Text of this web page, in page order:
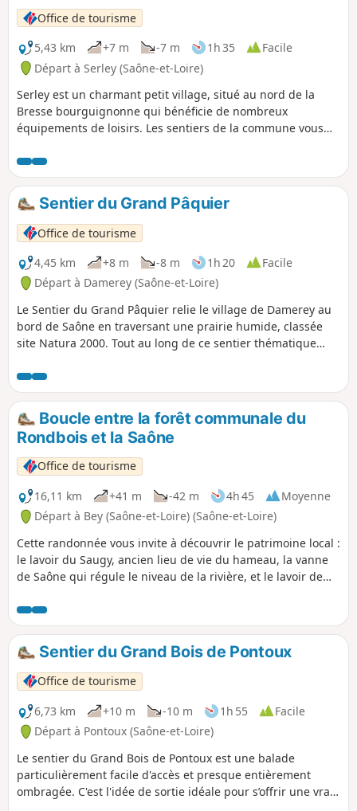
Office de tourisme
5,43 km
+7 m -7 m 1h 35
Facile
Départ à Serley (Saône-et-Loire)
Serley est un charmant petit village, situé au nord de la
Bresse bourguignonne qui bénéficie de nombreux
équipements de loisirs. Les sentiers de la commune vous
l'architecture bressane.
Sentier du Grand Pâquier
Office de tourisme
4,45 km
+8 m -8 m 1h 20
Facile
Départ à Damerey (Saône-et-Loire)
Le Sentier du Grand Pâquier relie le village de Damerey au
bord de Saône en traversant une prairie humide, classée
site Natura 2000. Tout au long de ce sentier thématique
guide de manière ludique à la découverte des éléments qui
composent le paysage et ses diverses formes de vie. Des
énigmes sont proposées à chaque totem.
Boucle entre la forêt communale du
Rondbois et la Saône
Office de tourisme
16,11 km
+41 m -42 m 4h 45
Moyenne
Départ à Bey (Saône-et-Loire) (Saône-et-Loire)
Cette randonnée vous invite à découvrir le patrimoine local :
le lavoir du Saugy, ancien lieu de vie du hameau, la vanne
de Saône qui régule le niveau de la rivière, et le lavoir de
entre nature et mémoire du village.
Sentier du Grand Bois de Pontoux
Office de tourisme
6,73 km
+10 m -10 m 1h 55
Facile
Départ à Pontoux (Saône-et-Loire)
Le sentier du Grand Bois de Pontoux est une balade
particulièrement facile d'accès et presque entièrement
ombragée. C'est l'idée de sortie idéale pour s’offrir une vraie